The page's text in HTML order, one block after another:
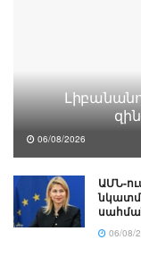
06/08/2026
ԱՄՆ-
06/08/